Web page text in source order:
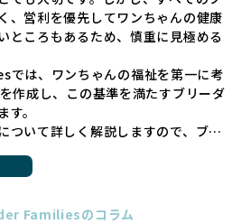
ような環境は、健康リスクや社会性
、ワンちゃんにとっても望ましいと
はペットショップを介
るとともに、ペットオークションや
るブリーダーの掲載も行ってしませ
方がいい理由の詳細はこちら
とどまっていることが問題です。こ
、営利を優先してワンちゃんの健康
ところもあるため、慎重に見極める
は、ワンちゃんの福祉を第一に考
作成し、この基準を満たすブリーダ
。
ついて詳しく解説しますので、ブリ
や断耳（耳を切る）が行われている
Familiesのコラム